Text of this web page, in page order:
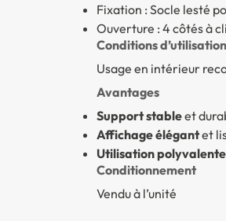
Fixation : Socle lesté
Ouverture : 4 côtés à
Conditions d’utilisation
Usage en intérieur
Avantages
Support stableet
Affichage élégantet
Utilisation polyvalente
Conditionnement
Vendu à l’unité